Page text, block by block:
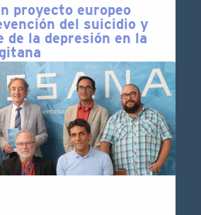
proyecto europeo
del suicidio y
de la depresión en la
“Modular Mental
(MentBox) que comenzó
1 de septiembre de 2024, se
“kick-off meeting” que se
Instituto de …
DE 2024 LEER MÁS